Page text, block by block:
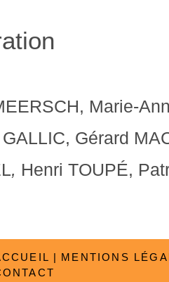
Marie-
Gérard
, Henri TOUPÉ,
MENTIONS